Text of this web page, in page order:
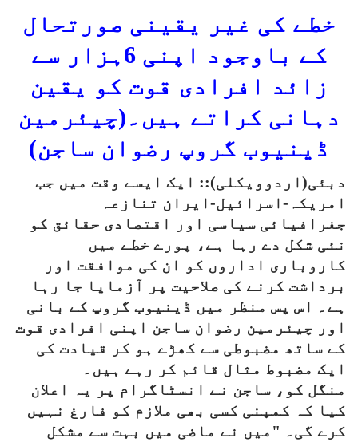
خطے کی غیر یقینی صورتحال
کے باوجود اپنی 6ہزار سے
زائد افرادی قوت کو یقین
دہانی کراتے ہیں۔(چیئرمین
ڈینیوب گروپ رضوان ساجن)
دبئی(اردوویکلی):: ایک ایسے وقت میں جب
امریکہ-اسرائیل-ایران تنازعہ
جغرافیائی سیاسی اور اقتصادی حقائق کو
نئی شکل دے رہا ہے، پورے خطے میں
کاروباری اداروں کو ان کی موافقت اور
برداشت کرنے کی صلاحیت پر آزمایا جا رہا
ہے۔ اس پس منظر میں ڈینیوب گروپ کے بانی
اور چیئرمین رضوان ساجن اپنی افرادی قوت
کے ساتھ مضبوطی سے کھڑے ہو کر قیادت کی
ایک مضبوط مثال قائم کر رہے ہیں۔
منگل کو، ساجن نے انسٹاگرام پر یہ اعلان
کیا کہ کمپنی کسی بھی ملازم کو فارغ نہیں
کرے گی۔ "میں نے ماضی میں بہت سے مشکل